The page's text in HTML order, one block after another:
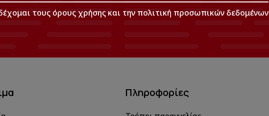
τους όρους χρήσης και την πολιτική προσωπικών δεδομένων
Πληροφορίες